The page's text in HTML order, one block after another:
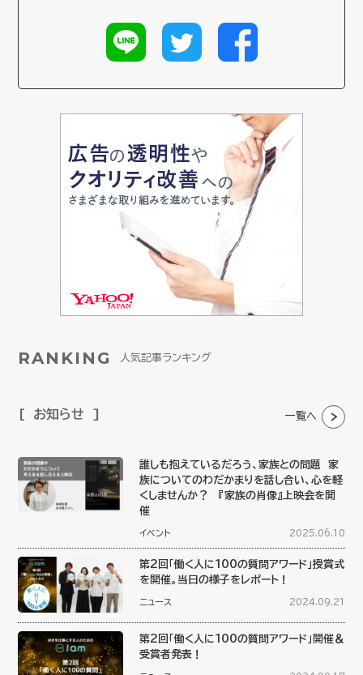
RANKING 人気記事ランキング
お知らせ 一覧へ
誰しも抱えているだろう、家族との問題 家
族についてのわだかまりを話し合い、心を軽
くしませんか？ 『家族の肖像』上映会を開
催
イベント 2025.06.10
第2回「働く人に100の質問アワード」授賞式
を開催。当日の様子をレポート！
ニュース 2024.09.21
第2回「働く人に100の質問アワード」開催＆
受賞者発表！